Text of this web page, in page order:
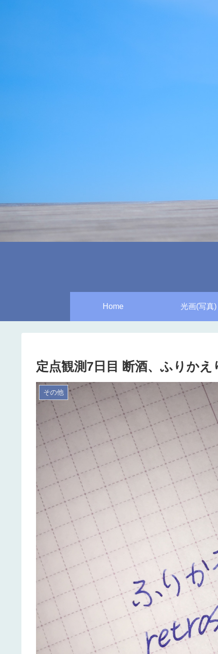
Home 光画(写真)
定点観測7日目 断酒、ふりか
その他